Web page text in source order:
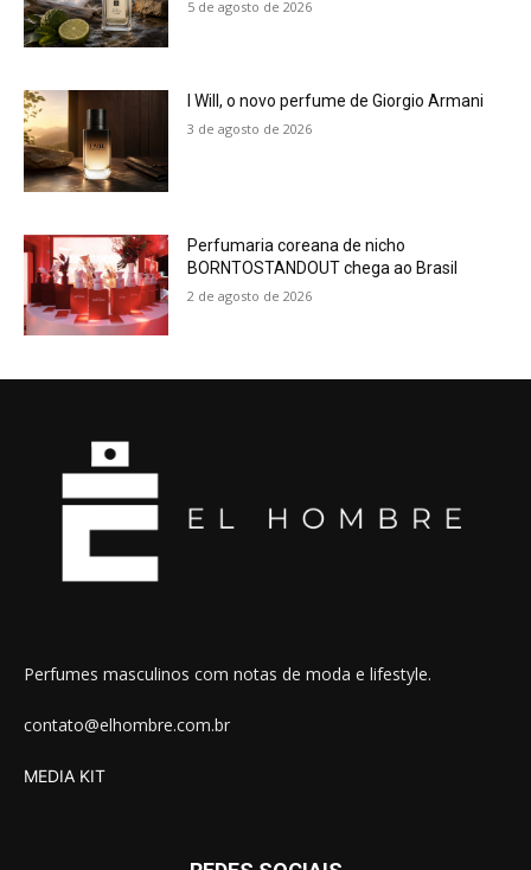
5 de agosto de 2026
I Will, o novo perfume de Giorgio Armani
3 de agosto de 2026
Perfumaria coreana de nicho
BORNTOSTANDOUT chega ao Brasil
2 de agosto de 2026
Perfumes masculinos com notas de moda e lifestyle.
contato@elhombre.com.br
MEDIA KIT